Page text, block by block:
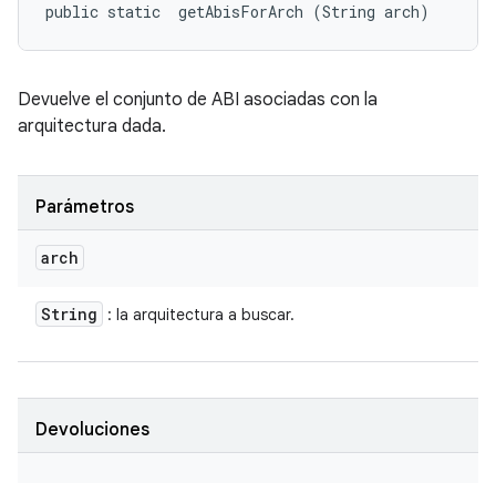
public static getAbisForArch (String arch)
Devuelve el conjunto de ABI asociadas con la
arquitectura dada.
Parámetros
arch
String : la arquitectura a buscar.
Devoluciones